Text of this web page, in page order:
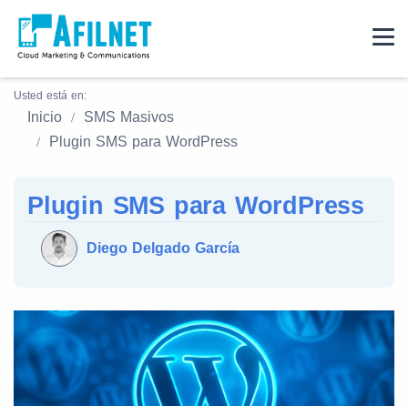
Usted está en:
Inicio
SMS Masivos
Plugin SMS para WordPress
Plugin SMS para WordPress
Diego Delgado García